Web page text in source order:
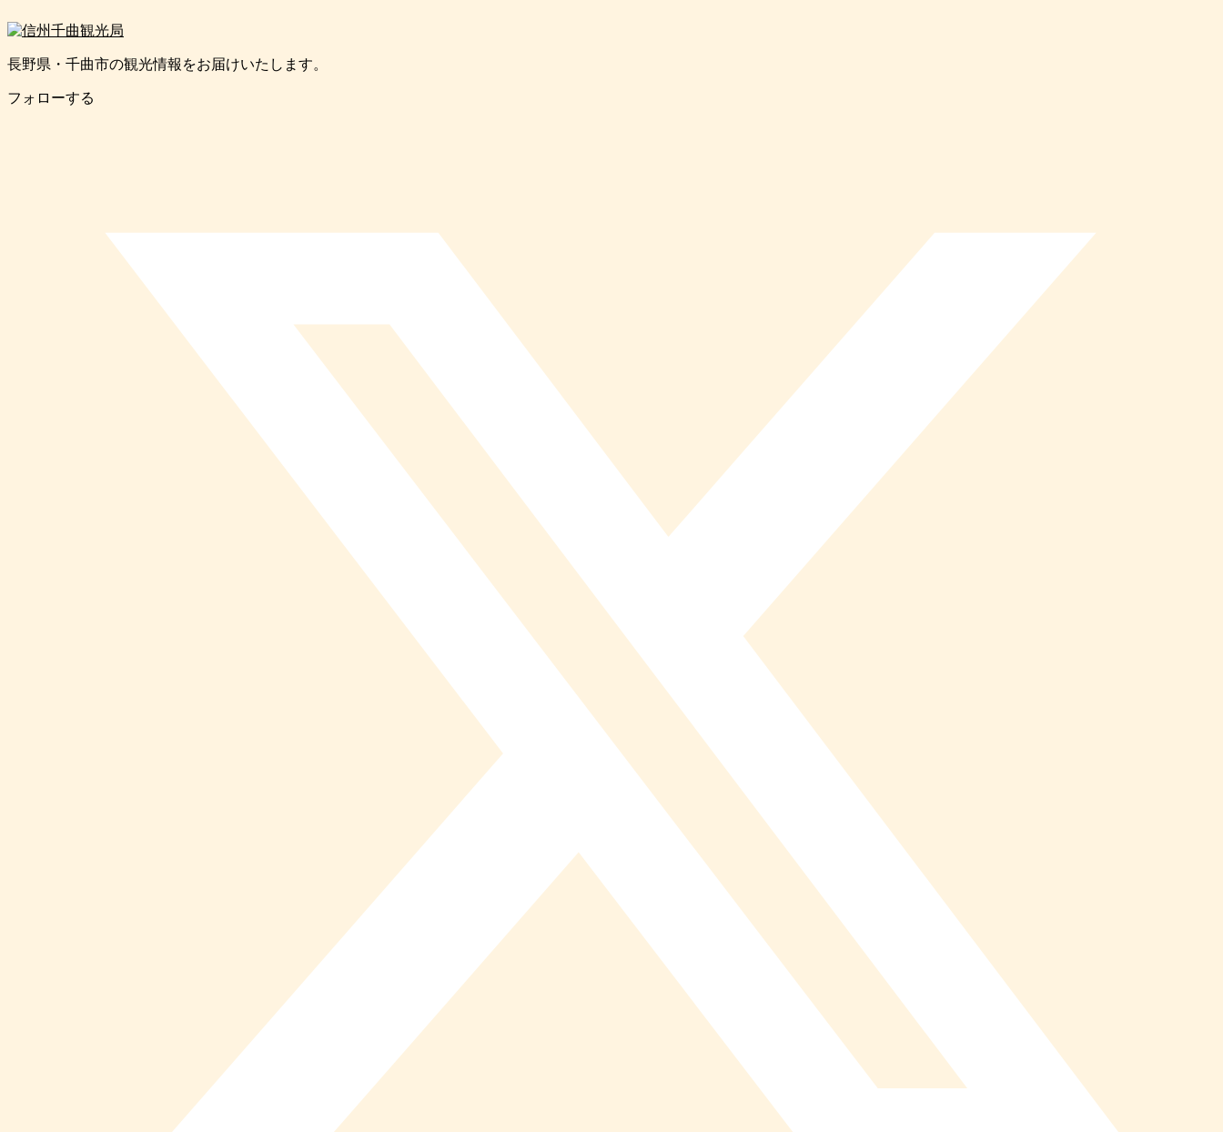
長野県・千曲市の観光情報をお届けいたします。
フォローする